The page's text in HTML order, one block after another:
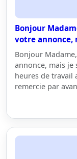
Bonjour
votre annonce,
Bonjour
annonce, mais
heures de travail
remercie par